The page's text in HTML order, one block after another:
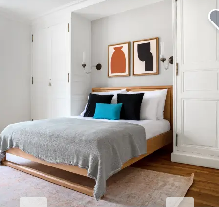
Erhöhen Sie Ihren
Geschäftsaufenthalt.